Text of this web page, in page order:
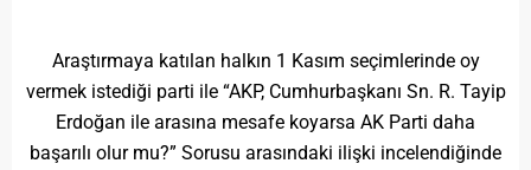
Araştırmaya katılan halkın 1 Kasım seçimlerinde oy
vermek istediği parti ile “AKP, Cumhurbaşkanı Sn. R. Tayip
Erdoğan ile arasına mesafe koyarsa AK Parti daha
başarılı olur mu?” Sorusu arasındaki ilişki incelendiğinde